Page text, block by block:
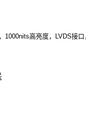
高亮度，LVDS